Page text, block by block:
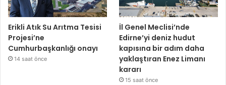
Erikli Atık Su Arıtma Tesisi
Projesi’ne
Cumhurbaşkanlığı onayı
14 saat önce
İl Genel Meclisi’nde
Edirne’yi deniz hudut
kapısına bir adım daha
yaklaştıran Enez Limanı
kararı
15 saat önce